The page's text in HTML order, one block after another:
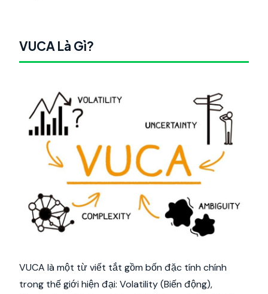
VUCA Là Gì?
VUCA là một từ viết tắt gồm bốn đặc tính chính
trong thế giới hiện đại: Volatility (Biến động),